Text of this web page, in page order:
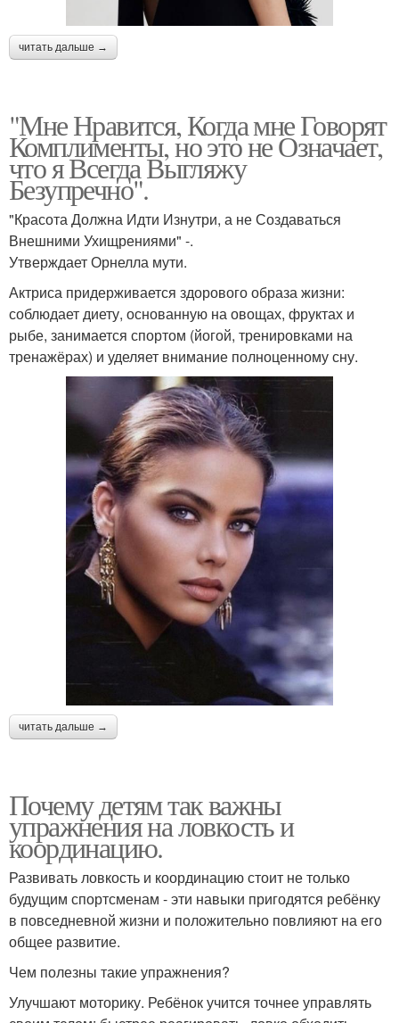
читать дальше →
"Мне Нравится, Когда мне Говорят
Комплименты, но это не Означает,
что я Всегда Выгляжу
Безупречно".
"Красота Должна Идти Изнутри, а не Создаваться
Внешними Ухищрениями" -.
Утверждает Орнелла мути.
Актриса придерживается здорового образа жизни:
соблюдает диету, основанную на овощах, фруктах и
рыбе, занимается спортом (йогой, тренировками на
тренажёрах) и уделяет внимание полноценному сну.
читать дальше →
Почему детям так важны
упражнения на ловкость и
координацию.
Развивать ловкость и координацию стоит не только
будущим спортсменам - эти навыки пригодятся ребёнку
в повседневной жизни и положительно повлияют на его
общее развитие.
Чем полезны такие упражнения?
Улучшают моторику. Ребёнок учится точнее управлять